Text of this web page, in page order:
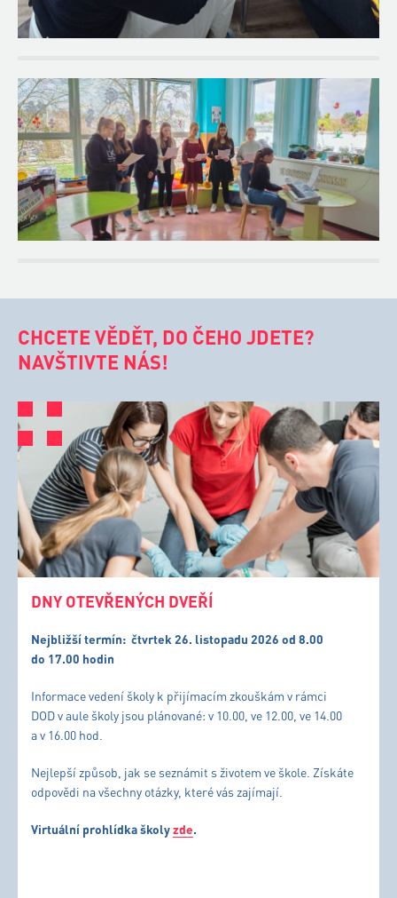
CHCETE VĚDĚT, DO ČEHO JDETE?
NAVŠTIVTE NÁS!
DNY OTEVŘENÝCH DVEŘÍ
Nejbližší termín: čtvrtek 26. listopadu 2026 od 8.00
do 17.00 hodin
Informace vedení školy k přijímacím zkouškám v rámci
DOD v aule školy jsou plánované: v 10.00, ve 12.00, ve 14.00
a v 16.00 hod.
Nejlepší způsob, jak se seznámit s životem ve škole. Získáte
odpovědi na všechny otázky, které vás zajímají.
Virtuální prohlídka školyzde.